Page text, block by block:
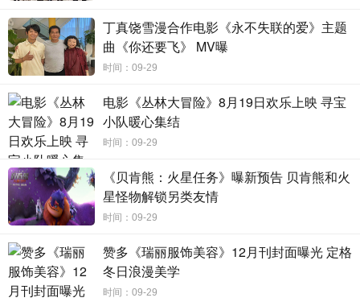
后卧倒在沙土里又滚了几圈。当拍摄结束后，工作人员打开
车门，漫天沙尘卷过直让人咳嗽不已。
像年轻演员的“老大哥”一样，即便自己没有戏，也常出现在片
场，帮助大家搭戏。片中有一场雷宇和邓放（于适 饰）起冲
突的戏，胡军便全程从旁引导，还亲自给于适示范了对呛时
愤怒的情绪要如何展现，“要用行为带出情绪，而非台词领先
于动作”。胡军也表示，在王一博身上看到一股冲劲儿，特别
是当看到他直接跳到座位上准备动手后，这场戏的冲突感就
丁真饶雪漫合作电影《永不失联的爱》主题
曲《你还要飞》 MV曝
时间：09-29
电影《丛林大冒险》8月19日欢乐上映 寻宝
小队暖心集结
时间：09-29
《贝肯熊：火星任务》曝新预告 贝肯熊和火
星怪物解锁另类友情
时间：09-29
赞多《瑞丽服饰美容》12月刊封面曝光 定格
冬日浪漫美学
时间：09-29